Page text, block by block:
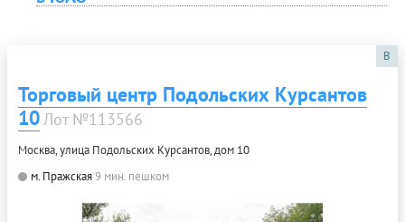
B
Торговый центр Подольских Курсантов
10Лот №113566
Москва, улица Подольских Курсантов, дом 10
м. Пражская9 мин. пешком